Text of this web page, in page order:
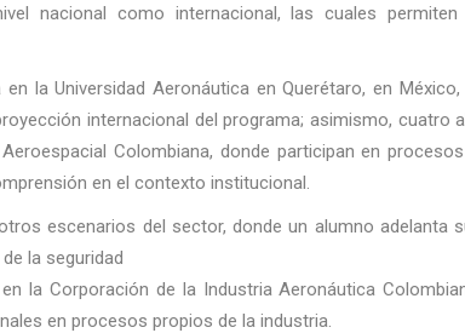
nacional como internacional, las cuales
la Universidad Aeronáutica en Querétaro, en México,
internacional del programa; asimismo, cuatro
Colombiana, donde participan en
en el contexto institucional.
escenarios del sector, donde un alumno adelanta
la seguridad
la Corporación de la Industria Aeronáutica
en procesos propios de la industria.